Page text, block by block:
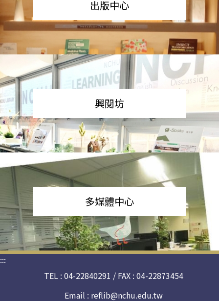
出版中心
興閱坊
多媒體中心
:::
TEL : 04-22840291 / FAX : 04-22873454
Email : reflib@nchu.edu.tw